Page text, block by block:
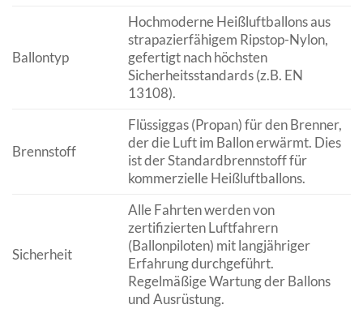
Ballontyp
Hochmoderne Heißluftballons aus
strapazierfähigem Ripstop-Nylon,
gefertigt nach höchsten
Sicherheitsstandards (z.B. EN
13108).
Brennstoff
Flüssiggas (Propan) für den Brenner,
der die Luft im Ballon erwärmt. Dies
ist der Standardbrennstoff für
kommerzielle Heißluftballons.
Sicherheit
Alle Fahrten werden von
zertifizierten Luftfahrern
(Ballonpiloten) mit langjähriger
Erfahrung durchgeführt.
Regelmäßige Wartung der Ballons
und Ausrüstung.